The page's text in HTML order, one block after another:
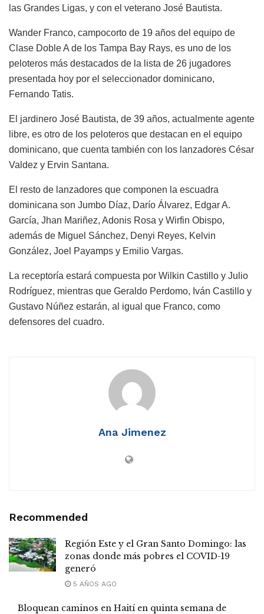
las Grandes Ligas, y con el veterano José Bautista.
Wander Franco, campocorto de 19 años del equipo de
Clase Doble A de los Tampa Bay Rays, es uno de los
peloteros más destacados de la lista de 26 jugadores
presentada hoy por el seleccionador dominicano,
Fernando Tatis.
El jardinero José Bautista, de 39 años, actualmente agente
libre, es otro de los peloteros que destacan en el equipo
dominicano, que cuenta también con los lanzadores César
Valdez y Ervin Santana.
El resto de lanzadores que componen la escuadra
dominicana son Jumbo Díaz, Darío Álvarez, Edgar A.
García, Jhan Mariñez, Adonis Rosa y Wirfin Obispo,
además de Miguel Sánchez, Denyi Reyes, Kelvin
González, Joel Payamps y Emilio Vargas.
La receptoría estará compuesta por Wilkin Castillo y Julio
Rodríguez, mientras que Geraldo Perdomo, Iván Castillo y
Gustavo Núñez estarán, al igual que Franco, como
defensores del cuadro.
Ana Jimenez
Recommended
Región Este y el Gran Santo Domingo: las
zonas donde más pobres el COVID-19
generó
5 AÑOS AGO
Bloquean caminos en Haití en quinta semana de